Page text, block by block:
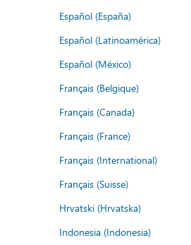
Español (España)
Español (Latinoamérica)
Español (México)
Français (Belgique)
Français (Canada)
Français (France)
Français (International)
Français (Suisse)
Hrvatski (Hrvatska)
Indonesia (Indonesia)